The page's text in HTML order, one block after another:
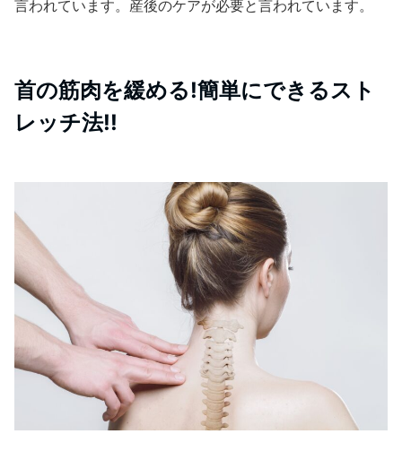
言われています。産後のケアが必要と言われています。
首の筋肉を緩める!簡単にできるスト
レッチ法!!